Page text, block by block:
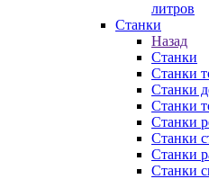
литров
Станки
Назад
Станки
Станки
Станки
Станки
Станки
Станки
Станки
Станки